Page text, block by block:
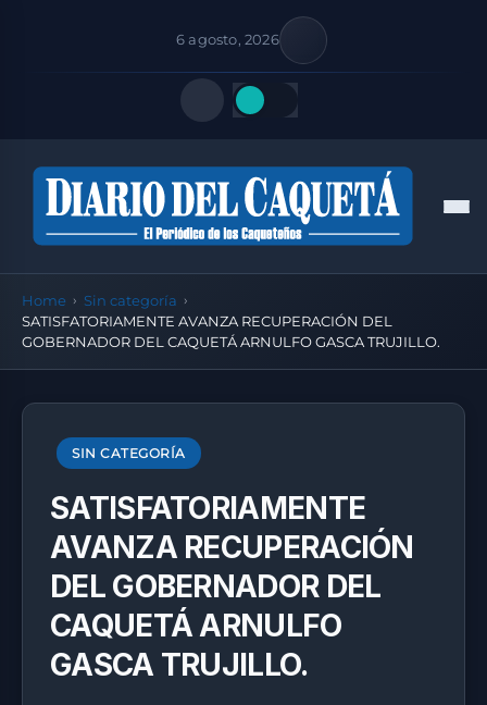
6 agosto, 2026
Quick Links
Menu
Home
Sin categoría
SATISFATORIAMENTE AVANZA RECUPERACIÓN DEL
GOBERNADOR DEL CAQUETÁ ARNULFO GASCA TRUJILLO.
SIN CATEGORÍA
SATISFATORIAMENTE
AVANZA RECUPERACIÓN
DEL GOBERNADOR DEL
CAQUETÁ ARNULFO
GASCA TRUJILLO.